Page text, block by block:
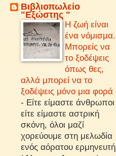
Βιβλιοπωλείο
"Εξώστης "
Η ζωή είναι
ένα νόμισμα.
Μπορείς να
το ξοδέψεις
όπως θες,
αλλά μπορεί να το
ξοδέψεις μόνο μια φορά
- Είτε είμαστε άνθρωποι
είτε είμαστε αστρική
σκόνη, όλοι μαζί
χορεύουμε στη μελωδία
ενός αόρατου ερμηνευτή